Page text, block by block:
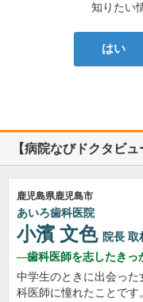
知りたい
はい
【病院なびドクタビ
鹿児島県鹿児島市
あいろ歯科医院
小濱 文色 院長 取
歯科医師を志したきっ
中学生のときに出会った
科医師に憧れたことです